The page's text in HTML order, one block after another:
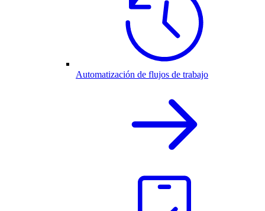
Automatización de flujos de trabajo